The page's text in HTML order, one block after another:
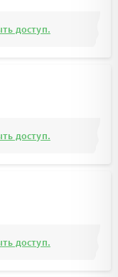
доступ.
доступ.
доступ.